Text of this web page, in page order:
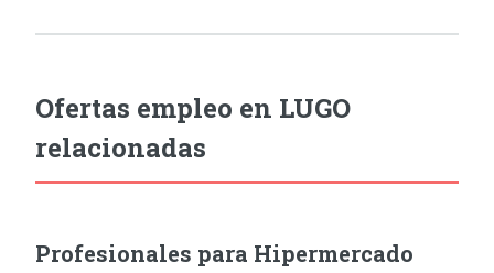
Ofertas empleo en LUGO
relacionadas
Profesionales para Hipermercado